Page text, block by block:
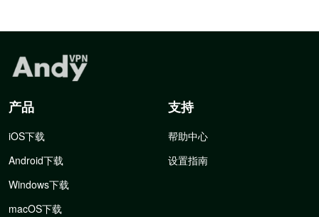
产品
iOS下载
Android下载
Windows下载
macOS下载
支持
帮助中心
设置指南